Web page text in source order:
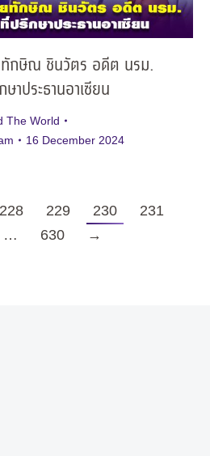
ทักษิณ ชินวัตร อดีต นรม.
าประธานอาเซียน
The World
16 December 2024
228 229 230
231
… 630 →